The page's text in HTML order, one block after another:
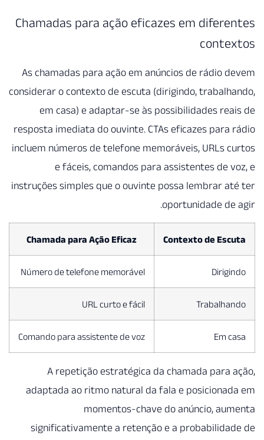
Chamadas para ação
As chamadas para ação em
considerar o contexto de escuta
em casa) e adaptar-se
resposta imediata do ouvinte.
incluem números de telefone
e fáceis, comandos
instruções simples que o
Chamada para Ação Eficaz
Número de telefone memorável
URL curto e fácil
Comando para assistente de voz
A repetição estratégica
adaptada ao ritmo natural
momentos-
significativamente a